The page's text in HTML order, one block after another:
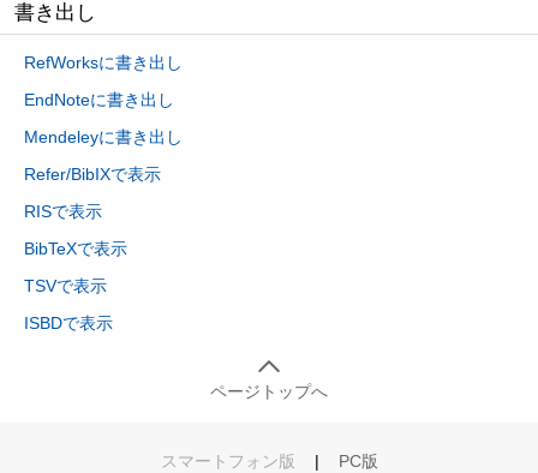
書き出し
RefWorksに書き出し
EndNoteに書き出し
Mendeleyに書き出し
Refer/BibIXで表示
RISで表示
BibTeXで表示
TSVで表示
ISBDで表示
ページトップへ
スマートフォン版 | PC版